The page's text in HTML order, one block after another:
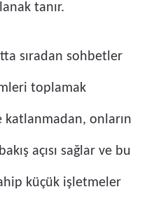
tanır.
sıradan sohbetler
toplamak
katlanmadan, onların
açısı sağlar ve bu
küçük işletmeler